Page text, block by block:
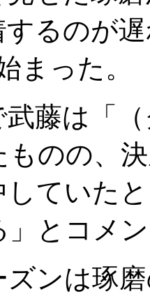
るのが
まった。
藤は「
ものの、
していた
」とコメ
ズンは琢